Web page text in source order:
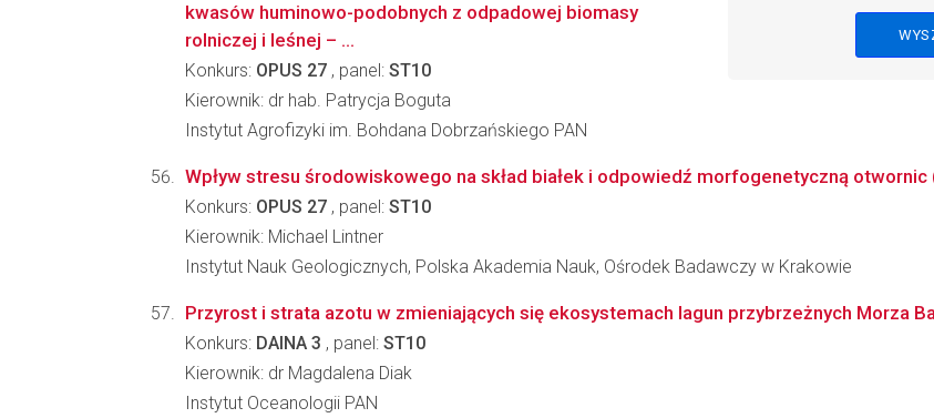
kwasów huminowo-podobnych z odpadowej biomasy
rolniczej i leśnej – ...
Konkurs: OPUS 27 , panel: ST10
Kierownik: dr hab. Patrycja Boguta
Instytut Agrofizyki im. Bohdana Dobrzańskiego PAN
Wpływ stresu środowiskowego na skład białek i odpowiedź morfogenetyczną
Konkurs: OPUS 27 , panel: ST10
Kierownik: Michael Lintner
Instytut Nauk Geologicznych, Polska Akademia Nauk, Ośrodek Badawczy w Krakowie
Przyrost i strata azotu w zmieniających się ekosystemach lagun przybrzeżnych Morza
Konkurs: DAINA 3 , panel: ST10
Kierownik: dr Magdalena Diak
Instytut Oceanologii PAN